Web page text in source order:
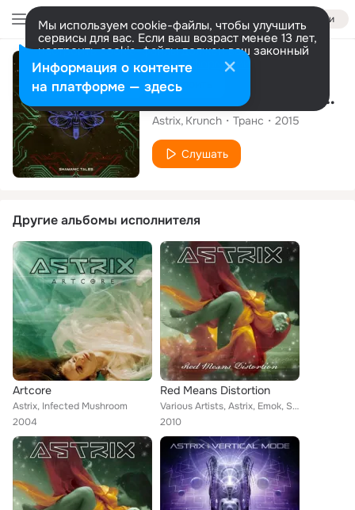
Войти
Мы используем cookie-файлы, чтобы улучшить
сервисы для вас. Если ваш возраст менее 13 лет,
настроить cookie-файлы должен ваш законный
представитель. Больше информации
Разрешить все Настроить
Сингл
Antiwar (Azax Syndrom Remix)
Astrix Krunch Транс 2015
Слушать
Другие альбомы исполнителя
Artcore
Astrix, Infected Mushroom
2004
Red Means Distortion
Various Artists, Astrix, Emok, Shakta, Delirious, Infected Mushroom, Krunch, NDSA feat. Guy Salama, Tom C.
2010
Информация о контенте
на платформе — здесь